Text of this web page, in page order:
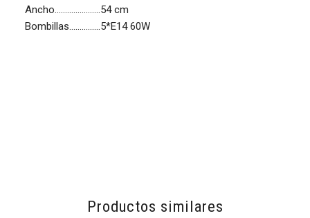
Ancho......................54 cm
Bombillas...............5*E14 60W
Productos similares